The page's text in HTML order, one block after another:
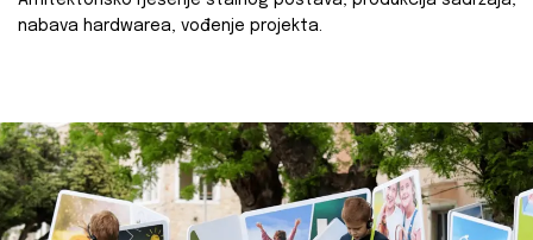
nabava hardwarea, vođenje projekta.